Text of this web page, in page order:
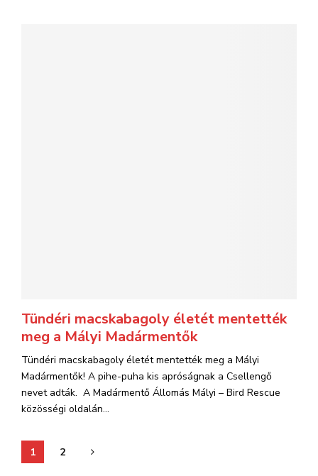
Tündéri macskabagoly életét mentették
meg a Mályi Madármentők
Tündéri macskabagoly életét mentették meg a Mályi
Madármentők! A pihe-puha kis apróságnak a Csellengő
nevet adták. A Madármentő Állomás Mályi – Bird Rescue
közösségi oldalán...
Bejegyzések
1 2